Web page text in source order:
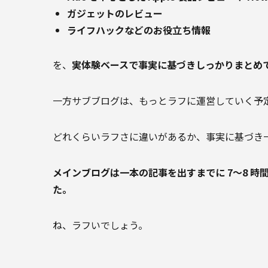
ガジェットのレビュー
ライフハックなどのお役立ち情報
を、 実体験ベースで事実に基づきしっかりまとめ
一方サブブログは、もっとラフに運営していく予
どれくらいラフさに違いがあるか、事実に基づ
メインブログは一本の記事を出すまでに 7〜8 時
た。
ね、ラフいでしょう。